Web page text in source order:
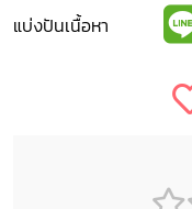
แบ่งปันเนื้อหา